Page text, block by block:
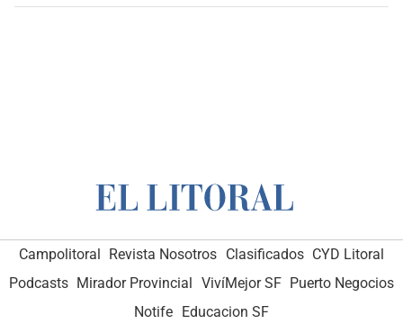
Campolitoral Revista Nosotros Clasificados CYD Litoral
Podcasts Mirador Provincial VivíMejor SF Puerto Negocios
Notife Educacion SF